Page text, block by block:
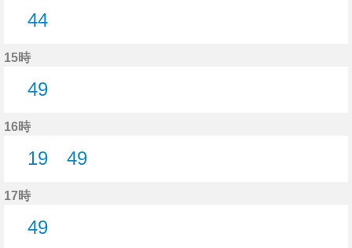
44
15時
49
16時
19
49
17時
49